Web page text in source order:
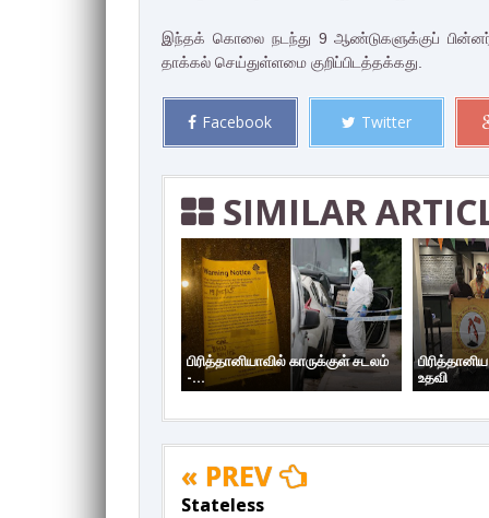
இந்தக் கொலை நடந்து 9 ஆண்டுகளுக்குப் பின்னர்
தாக்கல் செய்துள்ளமை குறிப்பிடத்தக்கது.
Facebook Twitter
SIMILAR
பிரித்தானியாவில் காருக்குள் சடலம்
-...
உதவி
« PREV
Stateless